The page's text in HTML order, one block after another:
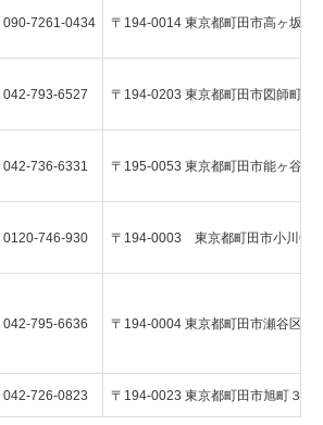
090-7261-0434 〒194-0014 東京都町田市高ヶ坂７
042-793-6527 〒194-0203 東京都町田市図師町９
042-736-6331 〒195-0053 東京都町田市能ヶ谷７
0120-746-930 〒194-0003 東京都町田市小川6-
042-795-6636 〒194-0004 東京都町田市瀬谷区鶴
042-726-0823 〒194-0023 東京都町田市旭町３丁